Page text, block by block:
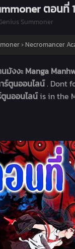
ตอนที่
Summoner
› Necromancer
นมังงะ Manga
ร์ตูนออนไลน์. Dont
ตูนออนไลน์is in the